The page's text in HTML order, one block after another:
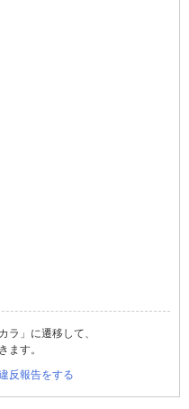
ラ」に遷移して、
ます。
反報告をする